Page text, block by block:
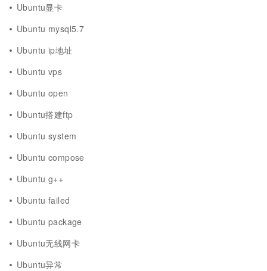
Ubuntu显卡
Ubuntu mysql5.7
Ubuntu ip地址
Ubuntu vps
Ubuntu open
Ubuntu搭建ftp
Ubuntu system
Ubuntu compose
Ubuntu g++
Ubuntu failed
Ubuntu package
Ubuntu无线网卡
Ubuntu异常